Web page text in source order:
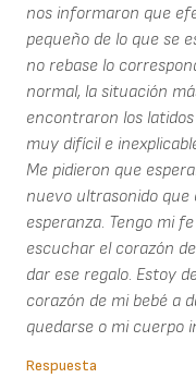
nos informaron que
pequeño de lo que se
no rebase lo
normal, la situación
encontraron los
muy difícil e
Me pidieron que
nuevo ultrasonido que
esperanza. Tengo mi
escuchar el corazón
dar ese regalo. Estoy
corazón de mi bebé a
quedarse o mi cuerpo
Respuesta